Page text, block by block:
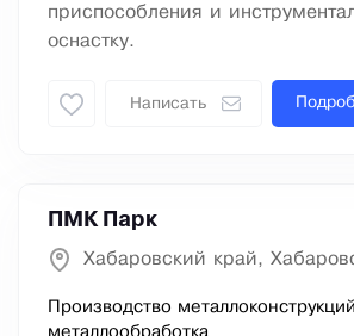
приспособления и
оснастку.
Написать
ПМК Парк
Хабаровский край,
Производство